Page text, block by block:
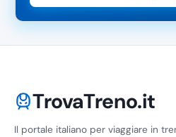
TrovaTreno.it
Il portale italiano per viaggiare in